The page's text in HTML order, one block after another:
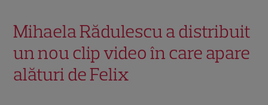
Mihaela Rădulescu a distribuit
un nou clip video în care apare
alături de Felix